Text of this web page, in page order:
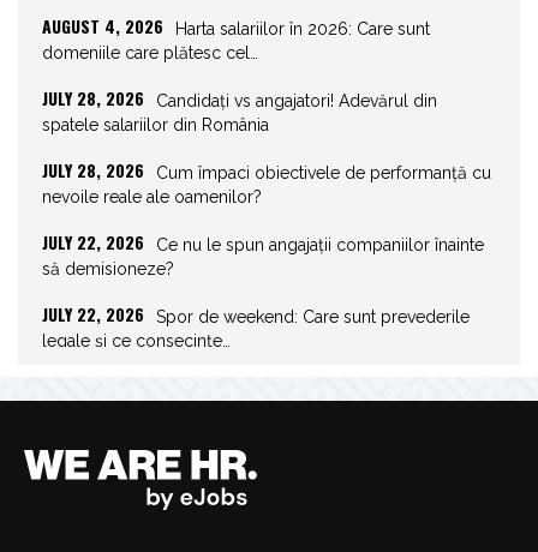
AUGUST 4, 2026
Harta salariilor în 2026: Care sunt
domeniile care plătesc cel…
JULY 28, 2026
Candidați vs angajatori! Adevărul din
spatele salariilor din România
JULY 28, 2026
Cum împaci obiectivele de performanță cu
nevoile reale ale oamenilor?
JULY 22, 2026
Ce nu le spun angajații companiilor înainte
să demisioneze?
JULY 22, 2026
Spor de weekend: Care sunt prevederile
legale și ce consecințe…
JULY 20, 2026
Joburile scad, aplicările explodează!
Record istoric pe piața muncii